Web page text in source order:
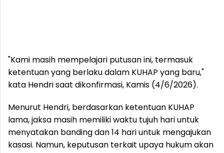
"Kami masih mempelajari putusan ini, termasuk
ketentuan yang berlaku dalam KUHAP yang baru,"
kata Hendri saat dikonfirmasi, Kamis (4/6/2026).
Menurut Hendri, berdasarkan ketentuan KUHAP
lama, jaksa masih memiliki waktu tujuh hari untuk
menyatakan banding dan 14 hari untuk mengajukan
kasasi. Namun, keputusan terkait upaya hukum akan